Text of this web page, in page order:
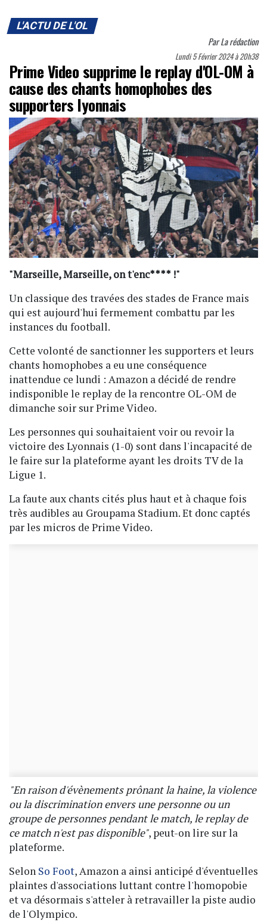
L'ACTU DE L'OL
ParLa rédaction
Lundi 5 Février 2024 à 20h38
Prime Video supprime le replay d'OL-OM à
cause des chants homophobes des
supporters lyonnais
"Marseille, Marseille, on t'enc**** !"
Un classique des travées des stades de France mais
qui est aujourd'hui fermement combattu par les
instances du football.
Cette volonté de sanctionner les supporters et leurs
chants homophobes a eu une conséquence
inattendue ce lundi : Amazon a décidé de rendre
indisponible le replay de la rencontre OL-OM de
dimanche soir sur Prime Video.
Les personnes qui souhaitaient voir ou revoir la
victoire des Lyonnais (1-0) sont dans l'incapacité de
le faire sur la plateforme ayant les droits TV de la
Ligue 1.
La faute aux chants cités plus haut et à chaque fois
très audibles au Groupama Stadium. Et donc captés
par les micros de Prime Video.
"En raison d'évènements prônant la haine, la violence
ou la discrimination envers une personne ou un
groupe de personnes pendant le match, le replay de
ce match n'est pas disponible", peut-on lire sur la
plateforme.
Selon So Foot, Amazon a ainsi anticipé d'éventuelles
plaintes d'associations luttant contre l'homopobie
et va désormais s'atteler à retravailler la piste audio
de l'Olympico.